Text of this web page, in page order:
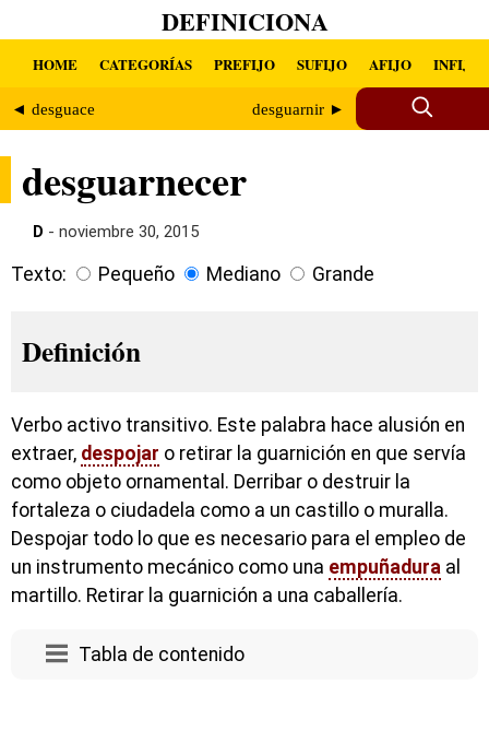
DEFINICIONA
HOME CATEGORÍAS PREFIJO SUFIJO AFIJO INFIJO
◄ desguace desguarnir ►
desguarnecer
D - noviembre 30, 2015
Texto: Pequeño Mediano Grande
Definición
Verbo activo transitivo. Este palabra hace alusión en
extraer, despojar o retirar la guarnición en que servía
como objeto ornamental. Derribar o destruir la
fortaleza o ciudadela como a un castillo o muralla.
Despojar todo lo que es necesario para el empleo de
un instrumento mecánico como una empuñadura al
martillo. Retirar la guarnición a una caballería.
Tabla de contenido